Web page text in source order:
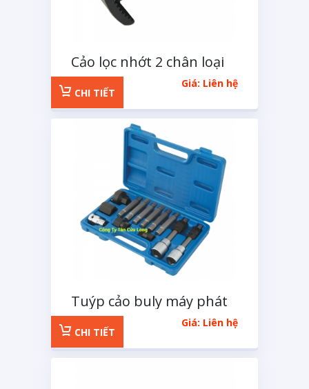
Cảo lọc nhớt 2 chân loại
nhỏ
Giá: Liên hệ
CHI TIẾT
Tuýp cảo buly máy phát
điện 13 chi tiết XGMGiá: Liên hệ
CHI TIẾT